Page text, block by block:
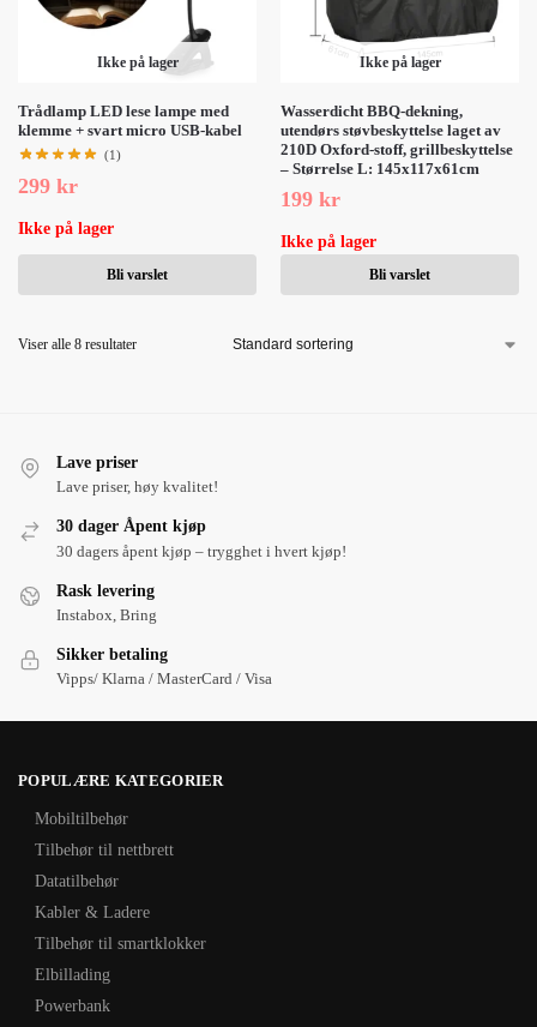
Ikke på lager
Trådlamp LED lese lampe med
klemme + svart micro USB-kabel
(1)
299 kr
Ikke på lager
Bli varslet
Ikke på lager
Wasserdicht BBQ-dekning,
utendørs støvbeskyttelse laget av
210D Oxford-stoff, grillbeskyttelse
– Størrelse L: 145x117x61cm
199 kr
Ikke på lager
Bli varslet
Viser alle 8 resultater
Lave priser
Lave priser, høy kvalitet!
30 dager Åpent kjøp
30 dagers åpent kjøp – trygghet i hvert kjøp!
Rask levering
Instabox, Bring
Sikker betaling
Vipps/ Klarna / MasterCard / Visa
POPULÆRE KATEGORIER
Mobiltilbehør
Tilbehør til nettbrett
Datatilbehør
Kabler & Ladere
Tilbehør til smartklokker
Elbillading
Powerbank